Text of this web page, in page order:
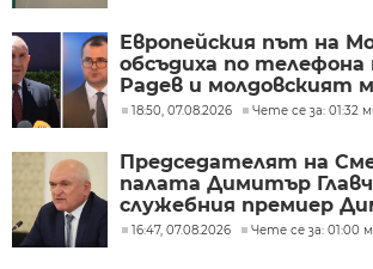
Европейския път на
обсъдиха по
Радев и молдовският
Тофан
18:50, 07.08.2026 Чете се за: 01:32
Председателят на
палата Димитър
служебния премиер
Главчев?
16:47, 07.08.2026 Чете се за: 01:00